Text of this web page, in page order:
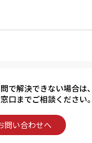
で解決できない場合は、
口までご相談ください。
問い合わせへ